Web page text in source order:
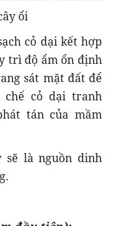
ổi
cỏ dại kết hợp
trì độ ẩm ổn định
sát mặt đất để
cỏ dại tranh
tán của mầm
sẽ là nguồn dinh